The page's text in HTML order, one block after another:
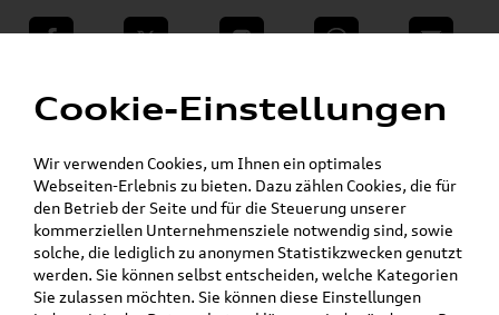
teilen Twitter Instagram WhatsApp E-Mail
VW Shop - VW Originalteile und Zubehör »
» »
Textilien & Bekleidung
Mein Kundenkonto Warenkorb
Artikel für ihr Modell
Marke wählen
Cookie-Einstellungen
Wir verwenden Cookies, um Ihnen ein optimales
Webseiten-Erlebnis zu bieten. Dazu zählen Cookies, die für
den Betrieb der Seite und für die Steuerung unserer
kommerziellen Unternehmensziele notwendig sind, sowie
solche, die lediglich zu anonymen Statistikzwecken genutzt
werden. Sie können selbst entscheiden, welche Kategorien
Sie zulassen möchten. Sie können diese Einstellungen